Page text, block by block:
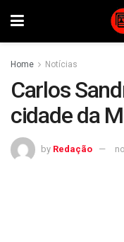
Home Notícias
Carlos
cidade da
by Redação